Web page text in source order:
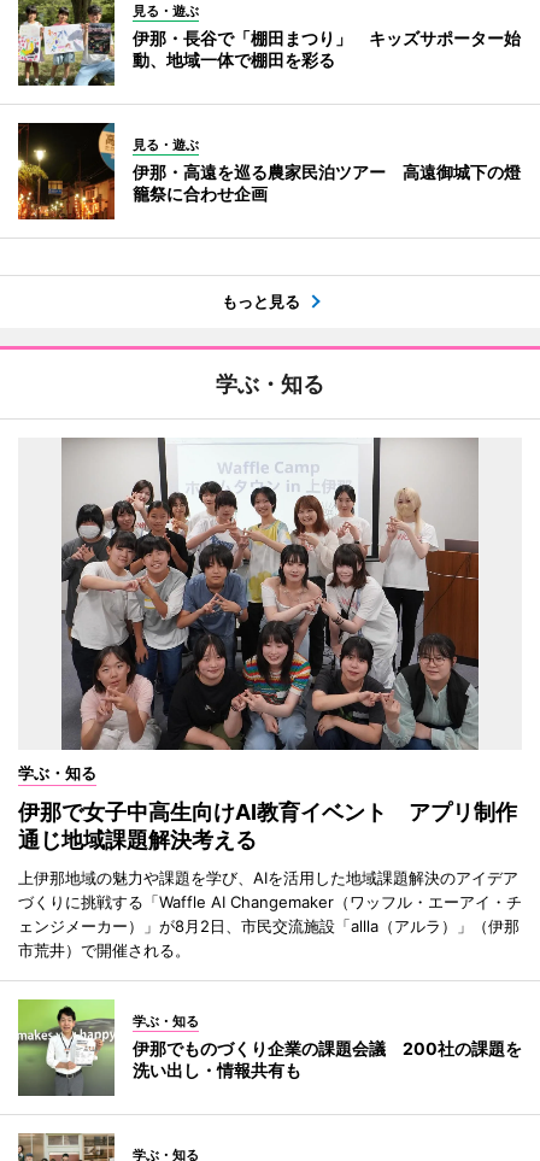
見る・遊ぶ
伊那・長谷で「棚田まつり」 キッズサポーター始
動、地域一体で棚田を彩る
見る・遊ぶ
伊那・高遠を巡る農家民泊ツアー 高遠御城下の燈
籠祭に合わせ企画
もっと見る
学ぶ・知る
学ぶ・知る
伊那で女子中高生向けAI教育イベント アプリ制作
通じ地域課題解決考える
上伊那地域の魅力や課題を学び、AIを活用した地域課題解決のアイデア
づくりに挑戦する「Waffle AI Changemaker（ワッフル・エーアイ・チ
ェンジメーカー）」が8月2日、市民交流施設「allla（アルラ）」（伊那
市荒井）で開催される。
学ぶ・知る
伊那でものづくり企業の課題会議 200社の課題を
洗い出し・情報共有も
学ぶ・知る